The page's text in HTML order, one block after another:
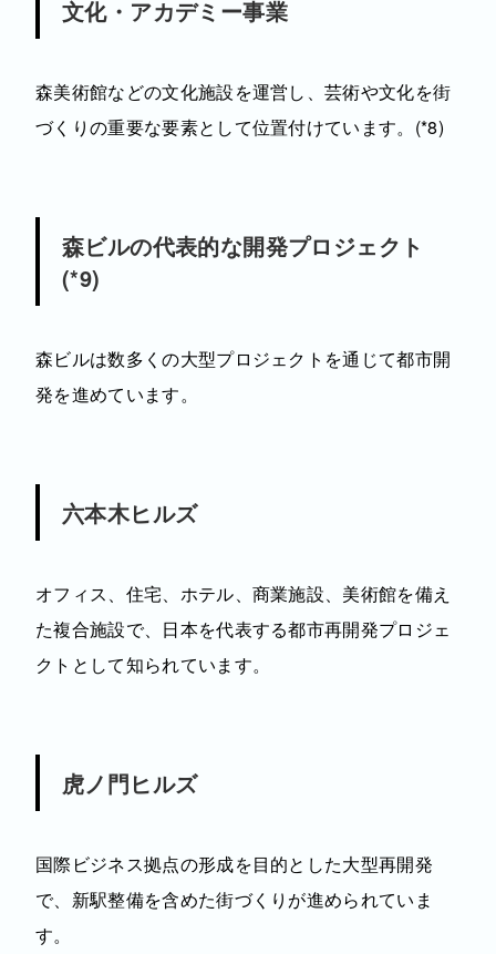
文化・アカデミー事業
森美術館などの文化施設を運営し、芸術や文化を街
づくりの重要な要素として位置付けています。(*8)
森ビルの代表的な開発プロジェクト
(*9)
森ビルは数多くの大型プロジェクトを通じて都市開
発を進めています。
六本木ヒルズ
オフィス、住宅、ホテル、商業施設、美術館を備え
た複合施設で、日本を代表する都市再開発プロジェ
クトとして知られています。
虎ノ門ヒルズ
国際ビジネス拠点の形成を目的とした大型再開発
で、新駅整備を含めた街づくりが進められていま
す。